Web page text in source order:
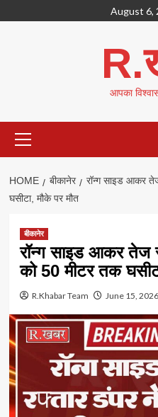
to
August 6,
आपका
Menu
HOME बीकानेर
रॉन्ग साइड आकर
घसीटा, मौके पर मौत
बीकानेर
रॉन्ग साइड आकर तेज
को 50 मीटर तक
R.Khabar Team June 15, 2026